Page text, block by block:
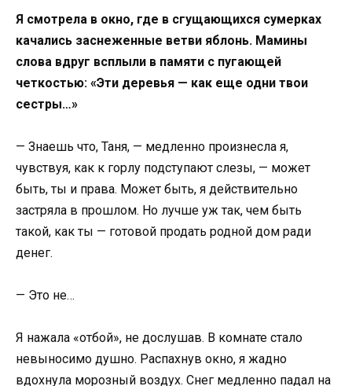
Я смотрела в окно, где в сгущающихся сумерках
качались заснеженные ветви яблонь. Мамины
слова вдруг всплыли в памяти с пугающей
четкостью: «Эти деревья — как еще одни твои
сестры…»
— Знаешь что, Таня, — медленно произнесла я,
чувствуя, как к горлу подступают слезы, — может
быть, ты и права. Может быть, я действительно
застряла в прошлом. Но лучше уж так, чем быть
такой, как ты — готовой продать родной дом ради
денег.
— Это не…
Я нажала «отбой», не дослушав. В комнате стало
невыносимо душно. Распахнув окно, я жадно
вдохнула морозный воздух. Снег медленно падал на